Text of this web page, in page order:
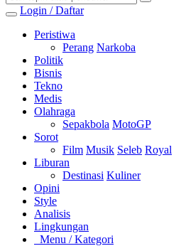
Login / Daftar
Peristiwa
Perang Narkoba
Politik
Bisnis
Tekno
Medis
Olahraga
Sepakbola MotoGP
Sorot
Film Musik Seleb Royal
Liburan
Destinasi Kuliner
Opini
Style
Analisis
Lingkungan
Menu / Kategori